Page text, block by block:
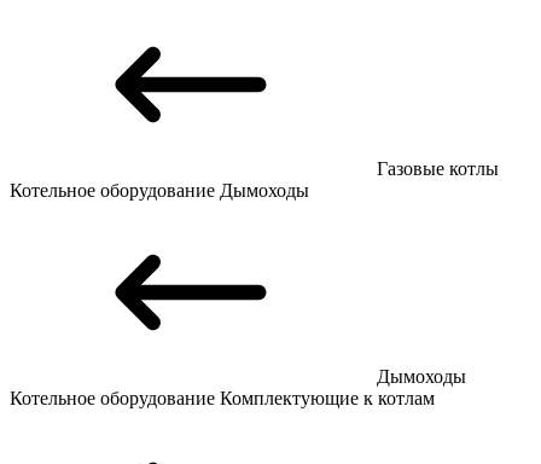
Газовые котлы
Котельное оборудование Дымоходы
Дымоходы
Котельное оборудование Комплектующие к котлам